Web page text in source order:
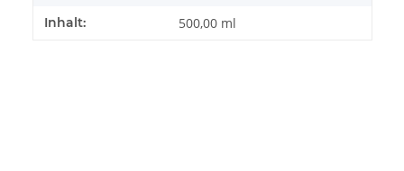
Inhalt: 500,00 ml